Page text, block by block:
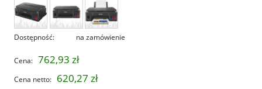
Dostępność: na zamówienie
Cena: 762,93 zł
Cena netto: 620,27 zł